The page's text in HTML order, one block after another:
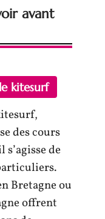
avant
kitesurf
des cours
s’agisse de
Bretagne ou
offrent